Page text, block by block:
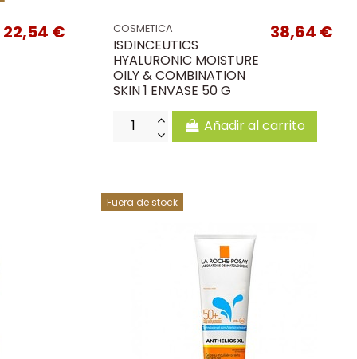
22,54 € COSMETICA
ISDINCEUTICS
HYALURONIC MOISTURE
OILY & COMBINATION
SKIN 1 ENVASE 50 G
38,64 €
Añadir al carrito
Fuera de stock